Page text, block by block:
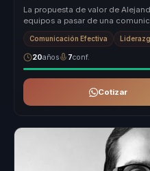
La propuesta de valor de
equipos a pasar de una
y mensaj...
Comunicación Efectiva
20años 7conf.
Cotizar